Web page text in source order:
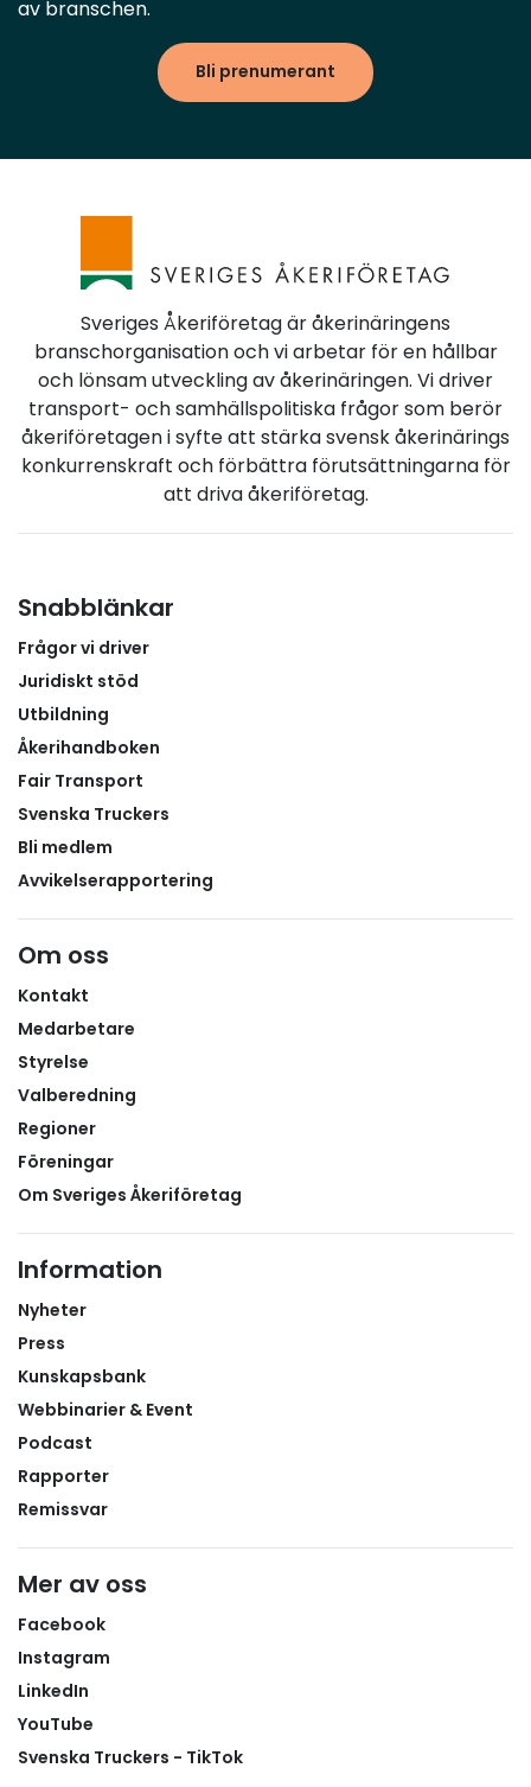
av branschen.
Bli prenumerant
Sveriges Åkeriföretag är åkerinäringens
branschorganisation och vi arbetar för en hållbar
och lönsam utveckling av åkerinäringen. Vi driver
transport- och samhällspolitiska frågor som berör
åkeriföretagen i syfte att stärka svensk åkerinärings
konkurrenskraft och förbättra förutsättningarna för
att driva åkeriföretag.
Snabblänkar
Frågor vi driver
Juridiskt stöd
Utbildning
Åkerihandboken
Fair Transport
Svenska Truckers
Bli medlem
Avvikelserapportering
Om oss
Kontakt
Medarbetare
Styrelse
Valberedning
Regioner
Föreningar
Om Sveriges Åkeriföretag
Information
Nyheter
Press
Kunskapsbank
Webbinarier & Event
Podcast
Rapporter
Remissvar
Mer av oss
Facebook
Instagram
LinkedIn
YouTube
Svenska Truckers - TikTok